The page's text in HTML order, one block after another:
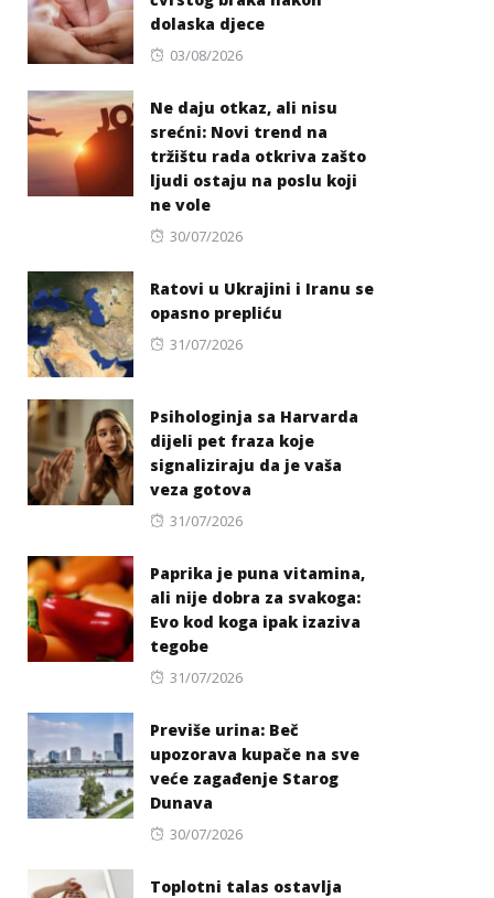
dolaska djece
Posted
03/08/2026
Ne daju otkaz, ali nisu
srećni: Novi trend na
tržištu rada otkriva zašto
ljudi ostaju na poslu koji
ne vole
Posted
30/07/2026
Ratovi u Ukrajini i Iranu se
opasno prepliću
Posted
31/07/2026
Psihologinja sa Harvarda
dijeli pet fraza koje
signaliziraju da je vaša
veza gotova
Posted
31/07/2026
Paprika je puna vitamina,
ali nije dobra za svakoga:
Evo kod koga ipak izaziva
tegobe
Posted
31/07/2026
Previše urina: Beč
upozorava kupače na sve
veće zagađenje Starog
Dunava
Posted
30/07/2026
Toplotni talas ostavlja